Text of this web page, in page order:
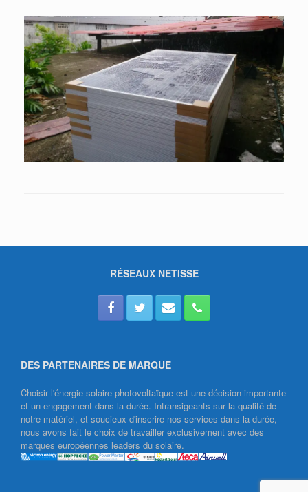
RÉSEAUX NETISSE
DES PARTENAIRES DE MARQUE
Choisir l'énergie solaire photovoltaïque est une décision importante
et un engagement dans la durée. Intransigeants sur la qualité de
notre matériel, et soucieux d'inscrire nos services dans la durée,
nous avons fait le choix de travailler exclusivement avec des
marques européennes leaders du solaire.